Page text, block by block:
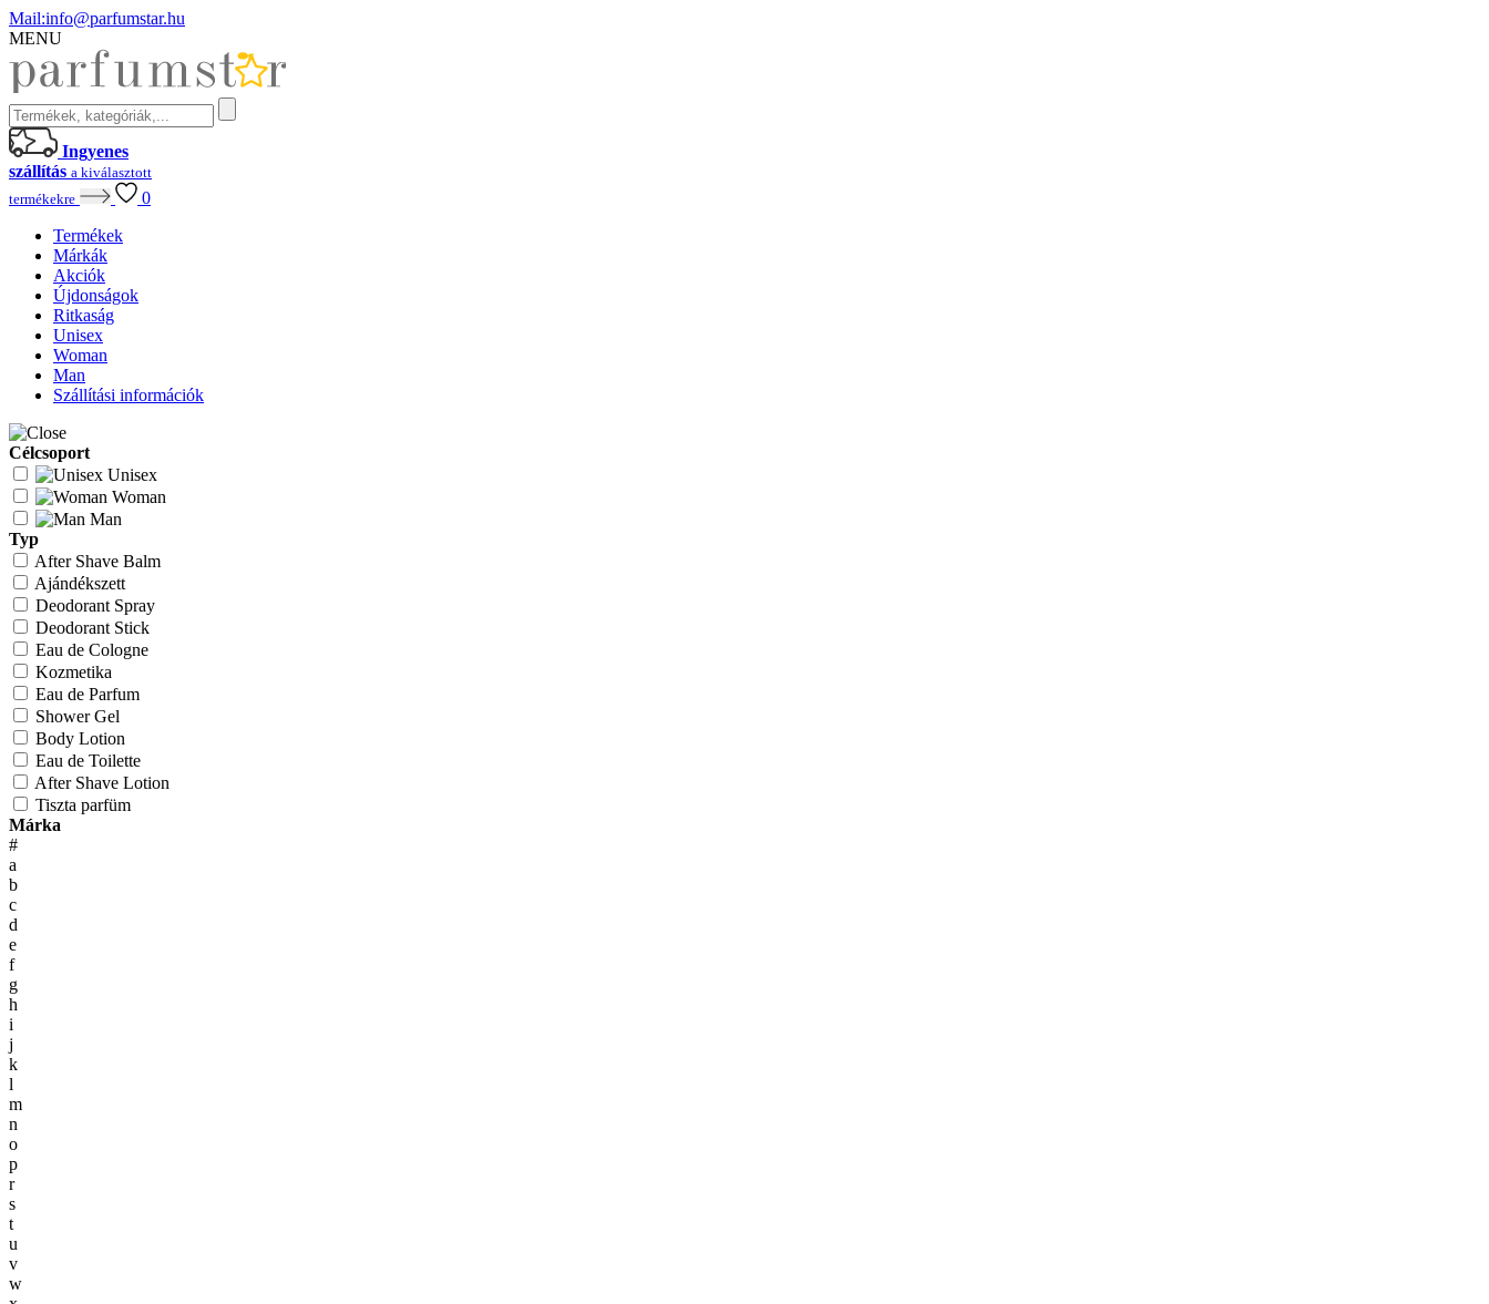
Mail:info@parfumstar.hu
MENU
Ingyenes
szállítás a kiválasztott
termékekre
0
Termékek
Márkák
Akciók
Újdonságok
Ritkaság
Unisex
Woman
Man
Szállítási információk
Célcsoport
Unisex
Woman
Man
Typ
After Shave Balm
Ajándékszett
Deodorant Spray
Deodorant Stick
Eau de Cologne
Kozmetika
Eau de Parfum
Shower Gel
Body Lotion
Eau de Toilette
After Shave Lotion
Tiszta parfüm
Márka
#
a
b
c
d
e
f
g
h
i
j
k
l
m
n
o
p
r
s
t
u
v
w